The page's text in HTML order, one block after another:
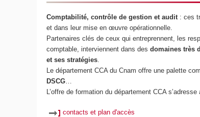
Comptabilité, contrôle de gestion et audit : ces
et dans leur mise en œuvre opérationnelle.
Partenaires clés de ceux qui entreprennent, les
comptable, interviennent dans desdomaines très
et ses stratégies
Le département CCA du Cnam offre une palette
DSCG
L’offre de formation du département CCA
contacts et plan d'accès